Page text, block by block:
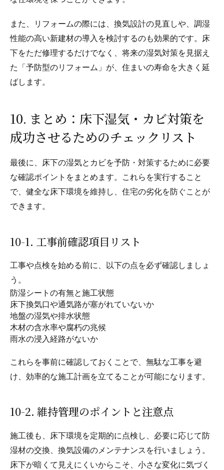
また、リフォームの際には、換気設計の見直しや、調湿
性能の高い新建材の導入を検討するのも効果的です。床
下をただ修理するだけでなく、将来の湿気対策を見据え
た「予防型のリフォーム」が、住まいの寿命を大きく延
ばします。
10. まとめ：床下湿気・カビ対策を
成功させるためのチェックリスト
最後に、床下の湿気とカビを予防・対策するために必要
な確認ポイントをまとめます。これらを実行すること
で、健全な床下環境を維持し、住宅の劣化を防ぐことが
できます。
10-1. 工事前確認項目リスト
工事や点検を始める前に、以下の点を必ず確認しましょ
う。
防湿シートの有無と施工状態
床下換気口や通気路が塞がれていないか
地盤の湿気や排水状態
木材の含水率や腐朽の兆候
雨水の浸入経路がないか
これらを事前に確認しておくことで、無駄な工事を避
け、効率的な施工計画を立てることが可能になります。
10-2. 維持管理のポイントと注意点
施工後も、床下環境を定期的に点検し、必要に応じて防
湿材の交換、換気設備のメンテナンスを行いましょう。
床下が暗くて見えにくいからこそ、小さな変化に気づく